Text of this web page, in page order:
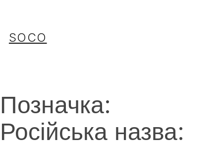
SOCO
Позначка:
Російська назва: